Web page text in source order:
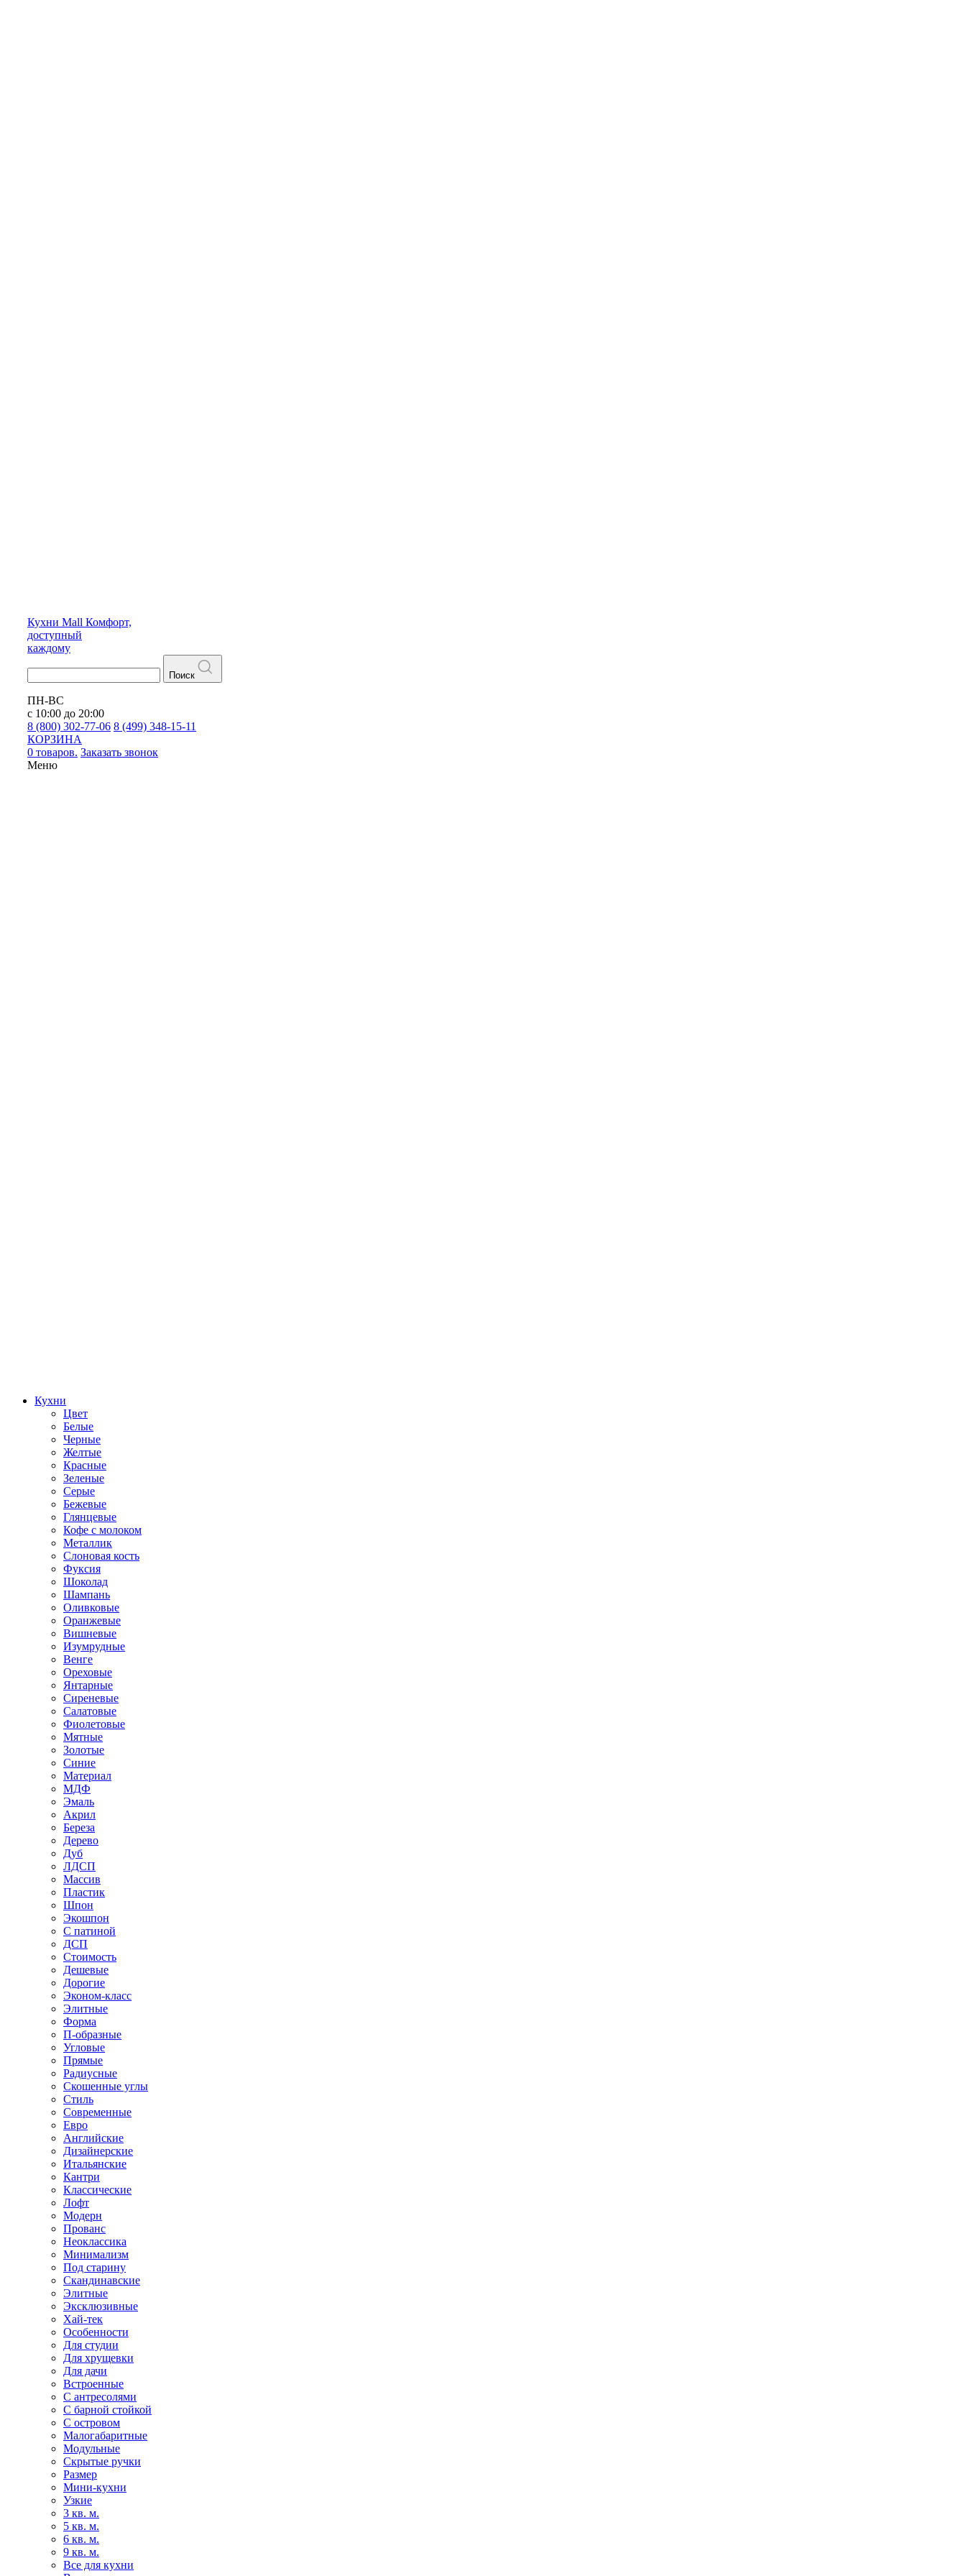
Кухни Mall Комфорт,
доступный
каждому
Поиск
ПН-ВС
с 10:00 до 20:00
8 (800) 302-77-06 8 (499) 348-15-11
КОРЗИНА
0 товаров. Заказать звонок
Меню
Кухни
Цвет
Белые
Черные
Желтые
Красные
Зеленые
Серые
Бежевые
Глянцевые
Кофе с молоком
Металлик
Слоновая кость
Фуксия
Шоколад
Шампань
Оливковые
Оранжевые
Вишневые
Изумрудные
Венге
Ореховые
Янтарные
Сиреневые
Салатовые
Фиолетовые
Мятные
Золотые
Синие
Материал
МДФ
Эмаль
Акрил
Береза
Дерево
Дуб
ЛДСП
Массив
Пластик
Шпон
Экошпон
С патиной
ДСП
Стоимость
Дешевые
Дорогие
Эконом-класс
Элитные
Форма
П-образные
Угловые
Прямые
Радиусные
Скошенные углы
Стиль
Современные
Евро
Английские
Дизайнерские
Итальянские
Кантри
Классические
Лофт
Модерн
Прованс
Неоклассика
Минимализм
Под старину
Скандинавские
Элитные
Эксклюзивные
Хай-тек
Особенности
Для студии
Для хрущевки
Для дачи
Встроенные
С антресолями
С барной стойкой
С островом
Малогабаритные
Модульные
Скрытые ручки
Размер
Мини-кухни
Узкие
3 кв. м.
5 кв. м.
6 кв. м.
9 кв. м.
Все для кухни